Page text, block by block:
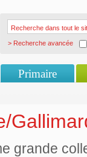
> Recherche avancée
Primaire
grande